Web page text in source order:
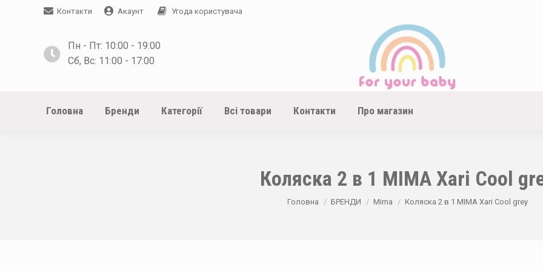
Контакти Акаунт Угода користувача
Пн - Пт: 10:00 - 19:00
Сб, Вс: 11:00 - 17:00
Головна Бренди Категорії Всі товари Контакти Про магазин
Коляска 2 в 1 MIMA Xari Cool
You are here:
Головна БРЕНДИ Mima Коляска 2 в 1 MIMA Xari Cool grey